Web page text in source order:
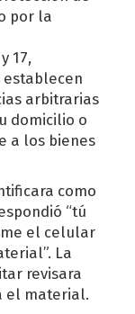
por la
17,
establecen
arbitrarias
domicilio o
a los bienes
como
“tú
el celular
La
revisara
el material.